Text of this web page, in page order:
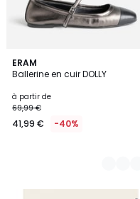
ERAM
Ballerine en cuir DOLLY
à partir de
69,99 €
41,99 € -40%
2
Couleurs